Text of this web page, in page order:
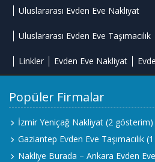
Uluslararası Evden Eve Nakliyat
Uluslararası Evden Eve Taşımacılık
Linkler Evden Eve Nakliyat
Popüler Firmalar
İzmir Yeniçağ Nakliyat (2 gösterim)
Gaziantep Evden Eve Taşımacılık
Nakliye Burada – Ankara Evden